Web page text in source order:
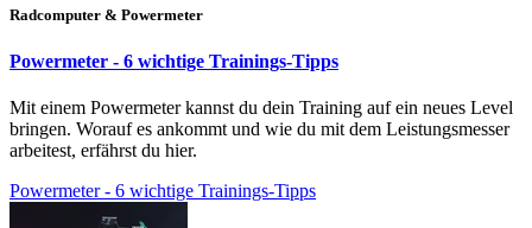
Radcomputer & Powermeter
Powermeter - 6 wichtige Trainings-Tipps
Mit einem Powermeter kannst du dein Training auf ein neues Level
bringen. Worauf es ankommt und wie du mit dem Leistungsmesser
arbeitest, erfährst du hier.
Powermeter - 6 wichtige Trainings-Tipps